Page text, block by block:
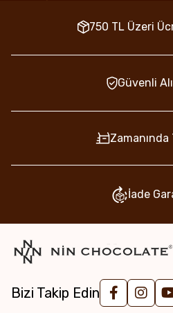
750 TL Üzeri
Güvenli
Zamanında
İade
Bizi Takip Edin